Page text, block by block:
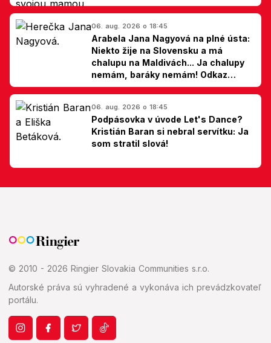
06. aug. 2026 o 18:45
Arabela Jana Nagyová na plné ústa:
Niekto žije na Slovensku a má
chalupu na Maldivách... Ja chalupy
nemám, baráky nemám! Odkaz
Slovákom
06. aug. 2026 o 18:45
Podpásovka v úvode Let's Dance?
Kristián Baran si nebral servítku: Ja
som stratil slová!
© 2010 - 2026 Ringier Slovakia Communities s.r.o.
Autorské práva sú vyhradené a vykonáva ich prevádzkovateľ
portálu.